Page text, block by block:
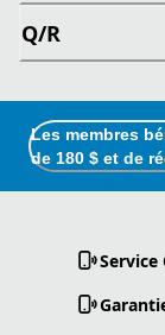
Q/R
Les membres
de 180 $ et de
Service